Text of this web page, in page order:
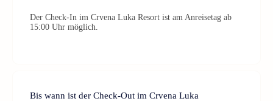
Der Check-In im Crvena Luka Resort ist am Anreisetag ab
15:00 Uhr möglich.
Bis wann ist der Check-Out im Crvena Luka